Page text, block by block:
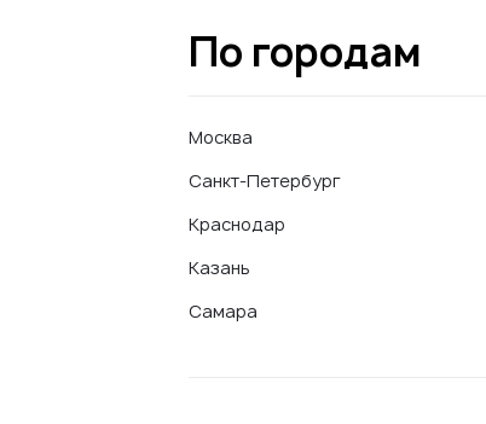
По городам
Москва
Санкт-Петербург
Краснодар
Казань
Самара